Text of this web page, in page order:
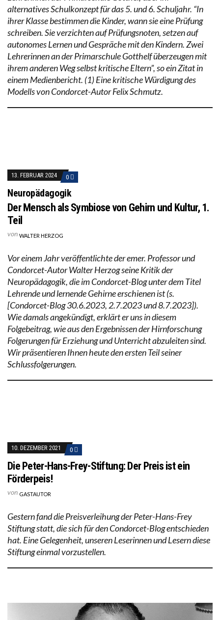
alternatives Schulkonzept für das 5. und 6. Schuljahr. “In
ihrer Klasse bestimmen die Kinder, wann sie eine Prüfung
schreiben. Sie verzichten auf Prüfungsnoten, setzen auf
autonomes Lernen und Gespräche mit den Kindern. Zwei
Lehrerinnen an der Primarschule Gotthelf überzeugen mit
ihrem anderen Weg selbst kritische Eltern”, so ein Zitat in
einem Medienbericht. (1) Eine kritische Würdigung des
Modells von Condorcet-Autor Felix Schmutz.
13. FEBRUAR 2024 0
Neuropädagogik
Der Mensch als Symbiose von Gehirn und Kultur, 1.
Teil
von WALTER HERZOG
Vor einem Jahr veröffentlichte der emer. Professor und
Condorcet-Autor Walter Herzog seine Kritik der
Neuropädagogik, die im Condorcet-Blog unter dem Titel
Lehrende und lernende Gehirne erschienen ist (s.
[Condorcet-Blog 30.6.2023, 2.7.2023 und 8.7.2023]).
Wie damals angekündigt, erklärt er uns in diesem
Folgebeitrag, wie aus den Ergebnissen der Hirnforschung
Folgerungen für Erziehung und Unterricht abzuleiten sind.
Wir präsentieren Ihnen heute den ersten Teil seiner
Schlussfolgerungen.
10. DEZEMBER 2021 0
Die Peter-Hans-Frey-Stiftung: Der Preis ist ein
Förderpeis!
von GASTAUTOR
Gestern fand die Preisverleihung der Peter-Hans-Frey
Stiftung statt, die sich für den Condorcet-Blog entschieden
hat. Eine Gelegenheit, unseren Leserinnen und Lesern diese
Stiftung einmal vorzustellen.